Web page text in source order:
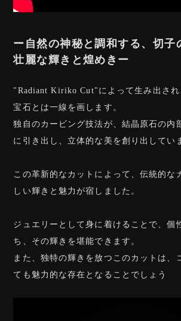
ー自然の神秘と調和する、切子
壮麗な輝きと煌めきー
"Radiant Kiriko Cut"によって生み出され
宝石とは一線を画します。
独自のカービング技法が、結晶原石の内
に引き出し、立体的な美を創り出してい
この革新的なカットによって、伝統的な
しい輝きと魅力が宿しました。
ジュエリーとして身に着けることで、個
ち、その輝きを堪能できます。
また、独特の輝きを放つこのカットは、
ても魅力的な存在となることでしょう